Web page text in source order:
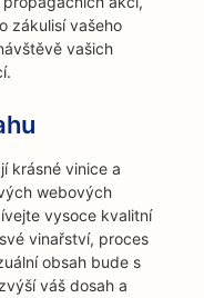
zákulisí vašeho
vašich
krásné vinice a
webových
vysoce kvalitní
vinařství, proces
obsah bude s
váš dosah a